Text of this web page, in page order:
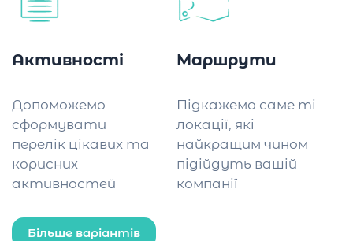
Активності
Допоможемо
сформувати
перелік цікавих та
корисних
активностей
Маршрути
Підкажемо саме ті
локації, які
найкращим чином
підійдуть вашій
компанії
Більше варіантів